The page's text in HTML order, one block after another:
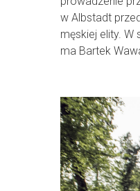
w Albstadt
męskiej elity.
ma Bartek